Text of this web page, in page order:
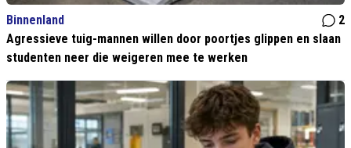
Binnenland
2
Agressieve tuig-mannen willen door poortjes glippen en slaan
studenten neer die weigeren mee te werken